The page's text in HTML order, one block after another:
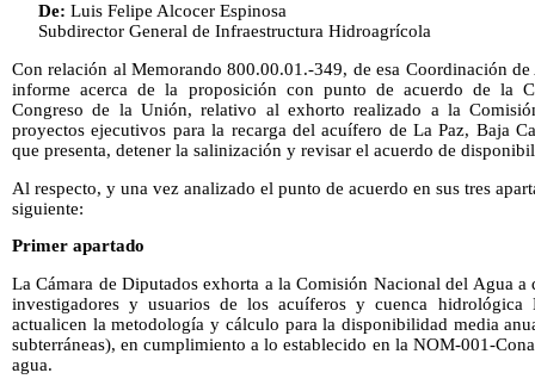
De: Luis Felipe Alcocer Espinosa
Subdirector General de Infraestructura Hidroagrícola
Con relación al Memorando 800.00.01.-349, de esa Coordinación
informe acerca de la proposición con punto de acuerdo de la
Congreso de la Unión, relativo al exhorto realizado a la
proyectos ejecutivos para la recarga del acuífero de La Paz, Baja
que presenta, detener la salinización y revisar el acuerdo de
Al respecto, y una vez analizado el punto de acuerdo en sus tres
siguiente:
Primer apartado
La Cámara de Diputados exhorta a la Comisión Nacional del Agua
investigadores y usuarios de los acuíferos y cuenca
actualicen la metodología y cálculo para la disponibilidad media
subterráneas), en cumplimiento a lo establecido en la NOM-001-
agua.